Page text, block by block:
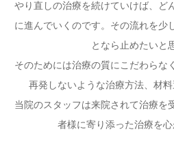
やり直しの治療を続けていけば、ど
に進んでいくのです。その流れを少
となら止めたいと
そのためには治療の質にこだわらな
再発しないような治療方法、材料
当院のスタッフは来院されて治療を
者様に寄り添った治療を心
RECRUIT